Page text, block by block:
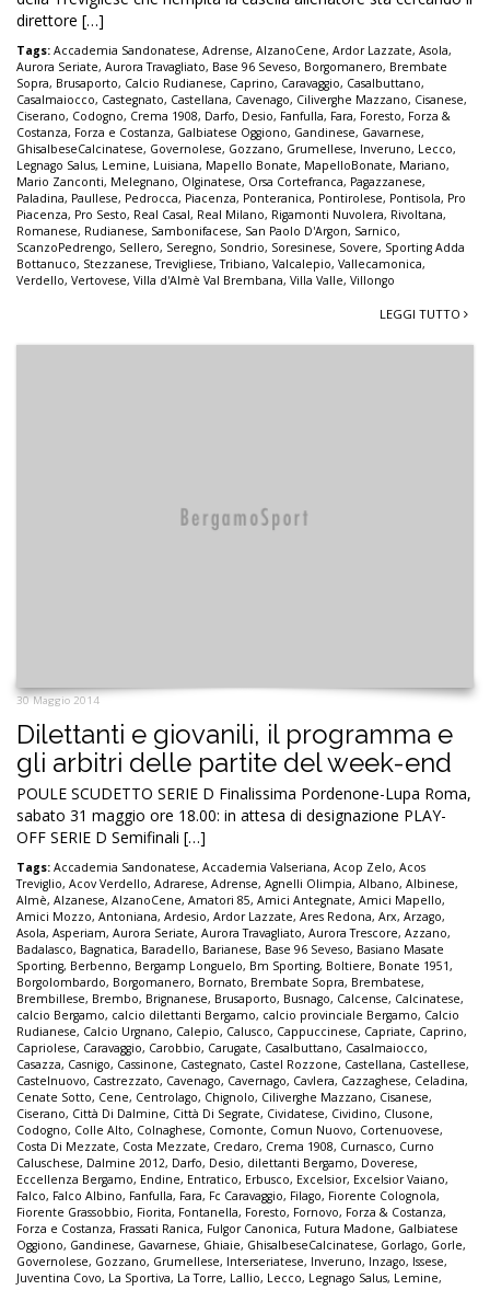
direttore […]
Tags: Accademia Sandonatese, Adrense, AlzanoCene, Ardor Lazzate, Asola,
Aurora Seriate, Aurora Travagliato, Base 96 Seveso, Borgomanero, Brembate
Sopra, Brusaporto, Calcio Rudianese, Caprino, Caravaggio, Casalbuttano,
Casalmaiocco, Castegnato, Castellana, Cavenago, Ciliverghe Mazzano, Cisanese,
Ciserano, Codogno, Crema 1908, Darfo, Desio, Fanfulla, Fara, Foresto, Forza &
Costanza, Forza e Costanza, Galbiatese Oggiono, Gandinese, Gavarnese,
GhisalbeseCalcinatese, Governolese, Gozzano, Grumellese, Inveruno, Lecco,
Legnago Salus, Lemine, Luisiana, Mapello Bonate, MapelloBonate, Mariano,
Mario Zanconti, Melegnano, Olginatese, Orsa Cortefranca, Pagazzanese,
Paladina, Paullese, Pedrocca, Piacenza, Ponteranica, Pontirolese, Pontisola, Pro
Piacenza, Pro Sesto, Real Casal, Real Milano, Rigamonti Nuvolera, Rivoltana,
Romanese, Rudianese, Sambonifacese, San Paolo D'Argon, Sarnico,
ScanzoPedrengo, Sellero, Seregno, Sondrio, Soresinese, Sovere, Sporting Adda
Bottanuco, Stezzanese,Trevigliese,Tribiano, Valcalepio, Vallecamonica,
Verdello, Vertovese, Villa d'Almè Val Brembana, Villa Valle, Villongo
LEGGI TUTTO
30 Maggio 2014
Dilettanti e giovanili, il programma e
gli arbitri delle partite del week-end
POULE SCUDETTO SERIE D Finalissima Pordenone-Lupa Roma,
sabato 31 maggio ore 18.00: in attesa di designazione PLAY-
OFF SERIE D Semifinali […]
Tags: Accademia Sandonatese, Accademia Valseriana, Acop Zelo, Acos
Treviglio, Acov Verdello, Adrarese, Adrense, Agnelli Olimpia, Albano, Albinese,
Almè, Alzanese, AlzanoCene, Amatori 85, Amici Antegnate, Amici Mapello,
Amici Mozzo, Antoniana, Ardesio, Ardor Lazzate, Ares Redona, Arx, Arzago,
Asola, Asperiam, Aurora Seriate, Aurora Travagliato, Aurora Trescore, Azzano,
Badalasco, Bagnatica, Baradello, Barianese, Base 96 Seveso, Basiano Masate
Sporting, Berbenno, Bergamp Longuelo, Bm Sporting, Boltiere, Bonate 1951,
Borgolombardo, Borgomanero, Bornato, Brembate Sopra, Brembatese,
Brembillese, Brembo, Brignanese, Brusaporto, Busnago, Calcense, Calcinatese,
calcio Bergamo, calcio dilettanti Bergamo, calcio provinciale Bergamo, Calcio
Rudianese, Calcio Urgnano, Calepio, Calusco, Cappuccinese, Capriate, Caprino,
Capriolese, Caravaggio, Carobbio, Carugate, Casalbuttano, Casalmaiocco,
Casazza, Casnigo, Cassinone, Castegnato, Castel Rozzone, Castellana, Castellese,
Castelnuovo, Castrezzato, Cavenago, Cavernago, Cavlera, Cazzaghese, Celadina,
Cenate Sotto, Cene, Centrolago, Chignolo, Ciliverghe Mazzano, Cisanese,
Ciserano, Città Di Dalmine, Città Di Segrate, Cividatese, Cividino, Clusone,
Codogno, Colle Alto, Colnaghese, Comonte, Comun Nuovo, Cortenuovese,
Costa Di Mezzate, Costa Mezzate, Credaro, Crema 1908, Curnasco, Curno
Caluschese, Dalmine 2012, Darfo, Desio, dilettanti Bergamo, Doverese,
Eccellenza Bergamo, Endine, Entratico, Erbusco, Excelsior, Excelsior Vaiano,
Falco, Falco Albino, Fanfulla, Fara, Fc Caravaggio, Filago, Fiorente Colognola,
Fiorente Grassobbio, Fiorita, Fontanella, Foresto, Fornovo, Forza & Costanza,
Forza e Costanza, Frassati Ranica, Fulgor Canonica, Futura Madone, Galbiatese
Oggiono, Gandinese, Gavarnese, Ghiaie, GhisalbeseCalcinatese, Gorlago, Gorle,
Governolese, Gozzano, Grumellese, Interseriatese, Inveruno, Inzago, Issese,
Juventina Covo, La Sportiva, La Torre, Lallio, Lecco, Legnago Salus, Lemine,